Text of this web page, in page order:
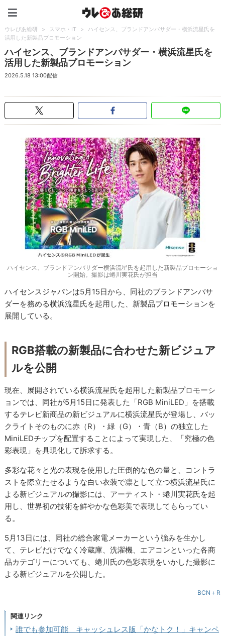
ウレぴあ総研 > スマホ・IT >
ハイセンス、ブランドアンバサダー・横浜流星氏を
活用した新製品プロモーション
ハイセンス、ブランドアンバサダー・横浜流星氏を
活用した新製品プロモーション
2026.5.18 13:00配信
ハイセンス、ブランドアンバサダー横浜流星氏を起用した新製品プロモーショ
ン開始。撮影は蜷川実花氏が担当
ハイセンスジャパンは5月15日から、同社のブランドアンバサ
ダーを務める横浜流星氏を起用した、新製品プロモーションを
展開している。
RGB搭載の新製品に合わせた新ビジュア
ルを公開
現在、展開されている横浜流星氏を起用した新製品プロモーシ
ョンでは、同社が5月15日に発表した「RGB MiniLED」を搭載
するテレビ新商品の新ビジュアルに横浜流星氏が登場し、バッ
クライトそのものに赤（R）・緑（G）・青（B）の独立した
MiniLEDチップを配置することによって実現した、「究極の色
彩表現」を具現化して訴求する。
多彩な花々と光の表現を使用した圧倒的な色の量と、コントラ
ストを際立たせるような白い衣装で凛として立つ横浜流星氏に
よる新ビジュアルの撮影には、アーティスト・蜷川実花氏を起
用し、世界初の技術を鮮やかな色彩美で表現してもらってい
る。
5月13日には、同社の総合家電メーカーという強みを生かし
て、テレビだけでなく冷蔵庫、洗濯機、エアコンといった各商
品カテゴリーについても、蜷川氏の色彩表現をいかした撮影に
よる新ビジュアルを公開した。
BCN＋R
関連リンク
誰でも参加可能 キャッシュレス版「かなトク！」キャンペ